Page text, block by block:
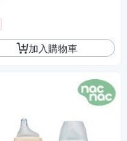
加入購物車